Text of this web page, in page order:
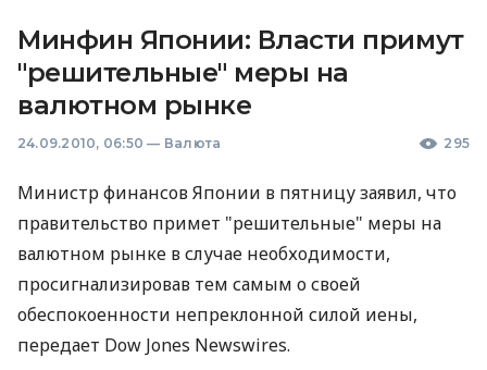
Минфин Японии: Власти примут
"решительные" меры на
валютном рынке
24.09.2010, 06:50 — Валюта 295
Министр финансов Японии в пятницу заявил, что
правительство примет "решительные" меры на
валютном рынке в случае необходимости,
просигнализировав тем самым о своей
обеспокоенности непреклонной силой иены,
передает Dow Jones Newswires.